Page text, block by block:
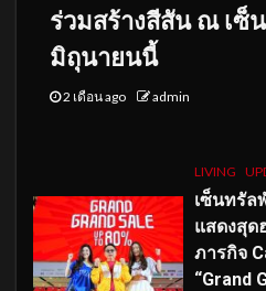
ร่วมสร้างสีสัน ณ เซ็
มิถุนายนนี้
2 เดือน ago admin
LIVING
เซ็นทรัล
แสดงสุด
ภารกิจ
“Grand